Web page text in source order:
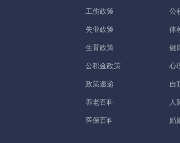
工伤政策
失业政策
生育政策
公积金政策
政策速递
养老百科
医保百科
公
体
健
心
自
人
婚